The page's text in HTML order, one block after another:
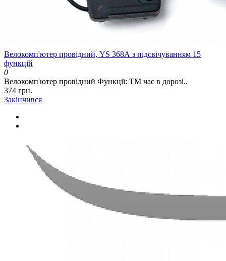
Велокомп'ютер провідний, YS 368А з підсвічуванням 15
функцій
0
Велокомп'ютер провідний Функції: ТМ час в дорозі..
374 грн.
Закінчився